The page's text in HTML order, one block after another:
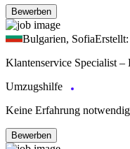
Bewerben
Bulgarien, Sofia
Klantenservice Specialist –
Umzugshilfe
Keine Erfahrung notwendig
Bewerben